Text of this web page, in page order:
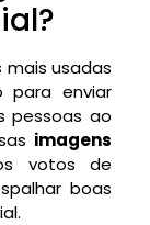
usadas
para enviar
pessoas ao
imagens
votos de
boas